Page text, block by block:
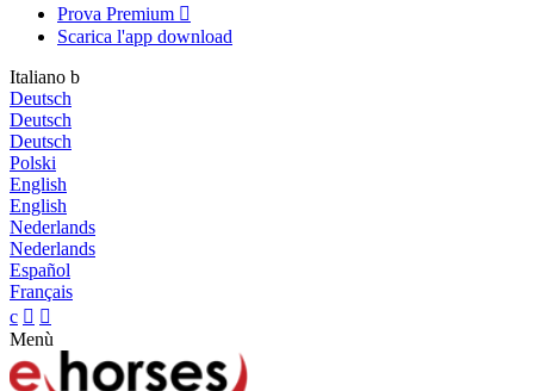
Prova Premium 
Scarica l'app download
Italiano b
Deutsch
Deutsch
Deutsch
Polski
English
English
Nederlands
Nederlands
Español
Français
c  
Menù